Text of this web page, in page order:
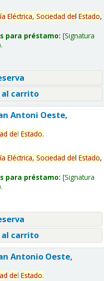
Eléctrica, Sociedad del Estado,
para préstamo: Signatura
carrito
Antoni Oeste,
del Estado.
Eléctrica, Sociedad del Estado,
para préstamo: Signatura
carrito
Antonio Oeste,
del Estado.